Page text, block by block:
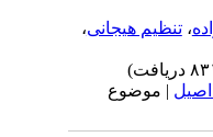
،تنظیم هیجانی،
| موضوع